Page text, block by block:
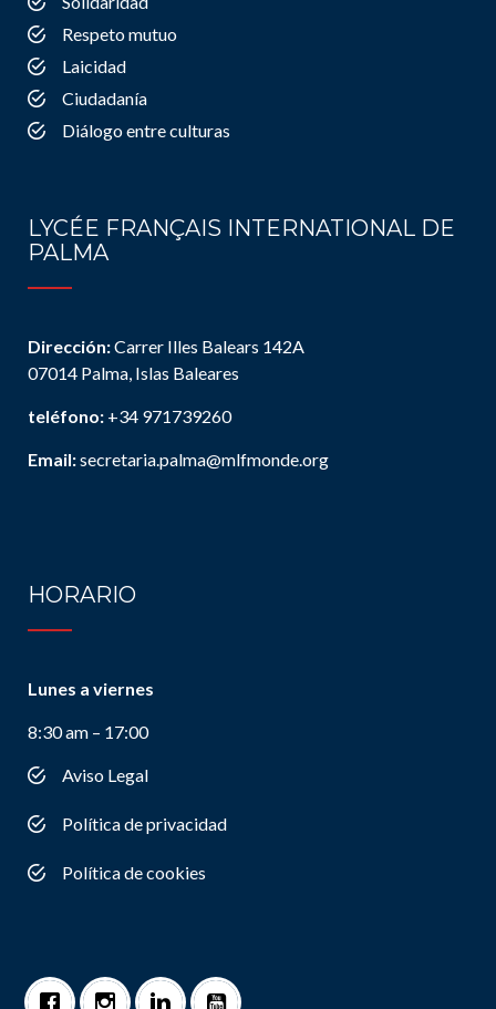
Respeto mutuo
Laicidad
Ciudadanía
Diálogo entre culturas
LYCÉE FRANÇAIS INTERNATIONAL DE
PALMA
Dirección:Carrer Illes Balears 142A
07014 Palma, Islas Baleares
teléfono: +34 971739260
Email:secretaria.palma@mlfmonde.org
HORARIO
Lunes a viernes
8:30 am – 17:00
Aviso Legal
Política de privacidad
Política de cookies